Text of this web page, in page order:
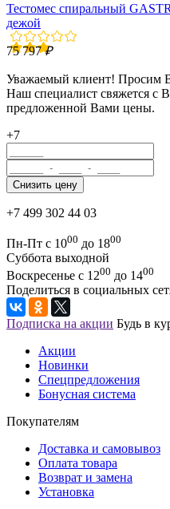
Тестомес спиральный
дежой
75 797₽
Уважаемый клиент! Просим
Наш специалист свяжется с
предложенной Вами цены.
+7
+7 499 302 44 03
Пн-Пт с 1000 до 1800
Суббота выходной
Воскресенье с 1200 до 1400
Поделиться в социальных
Подписка на акции Будь в
Акции
Новинки
Спецпредложения
Бонусная система
Покупателям
Доставка и самовывоз
Оплата товара
Возврат и замена
Установка